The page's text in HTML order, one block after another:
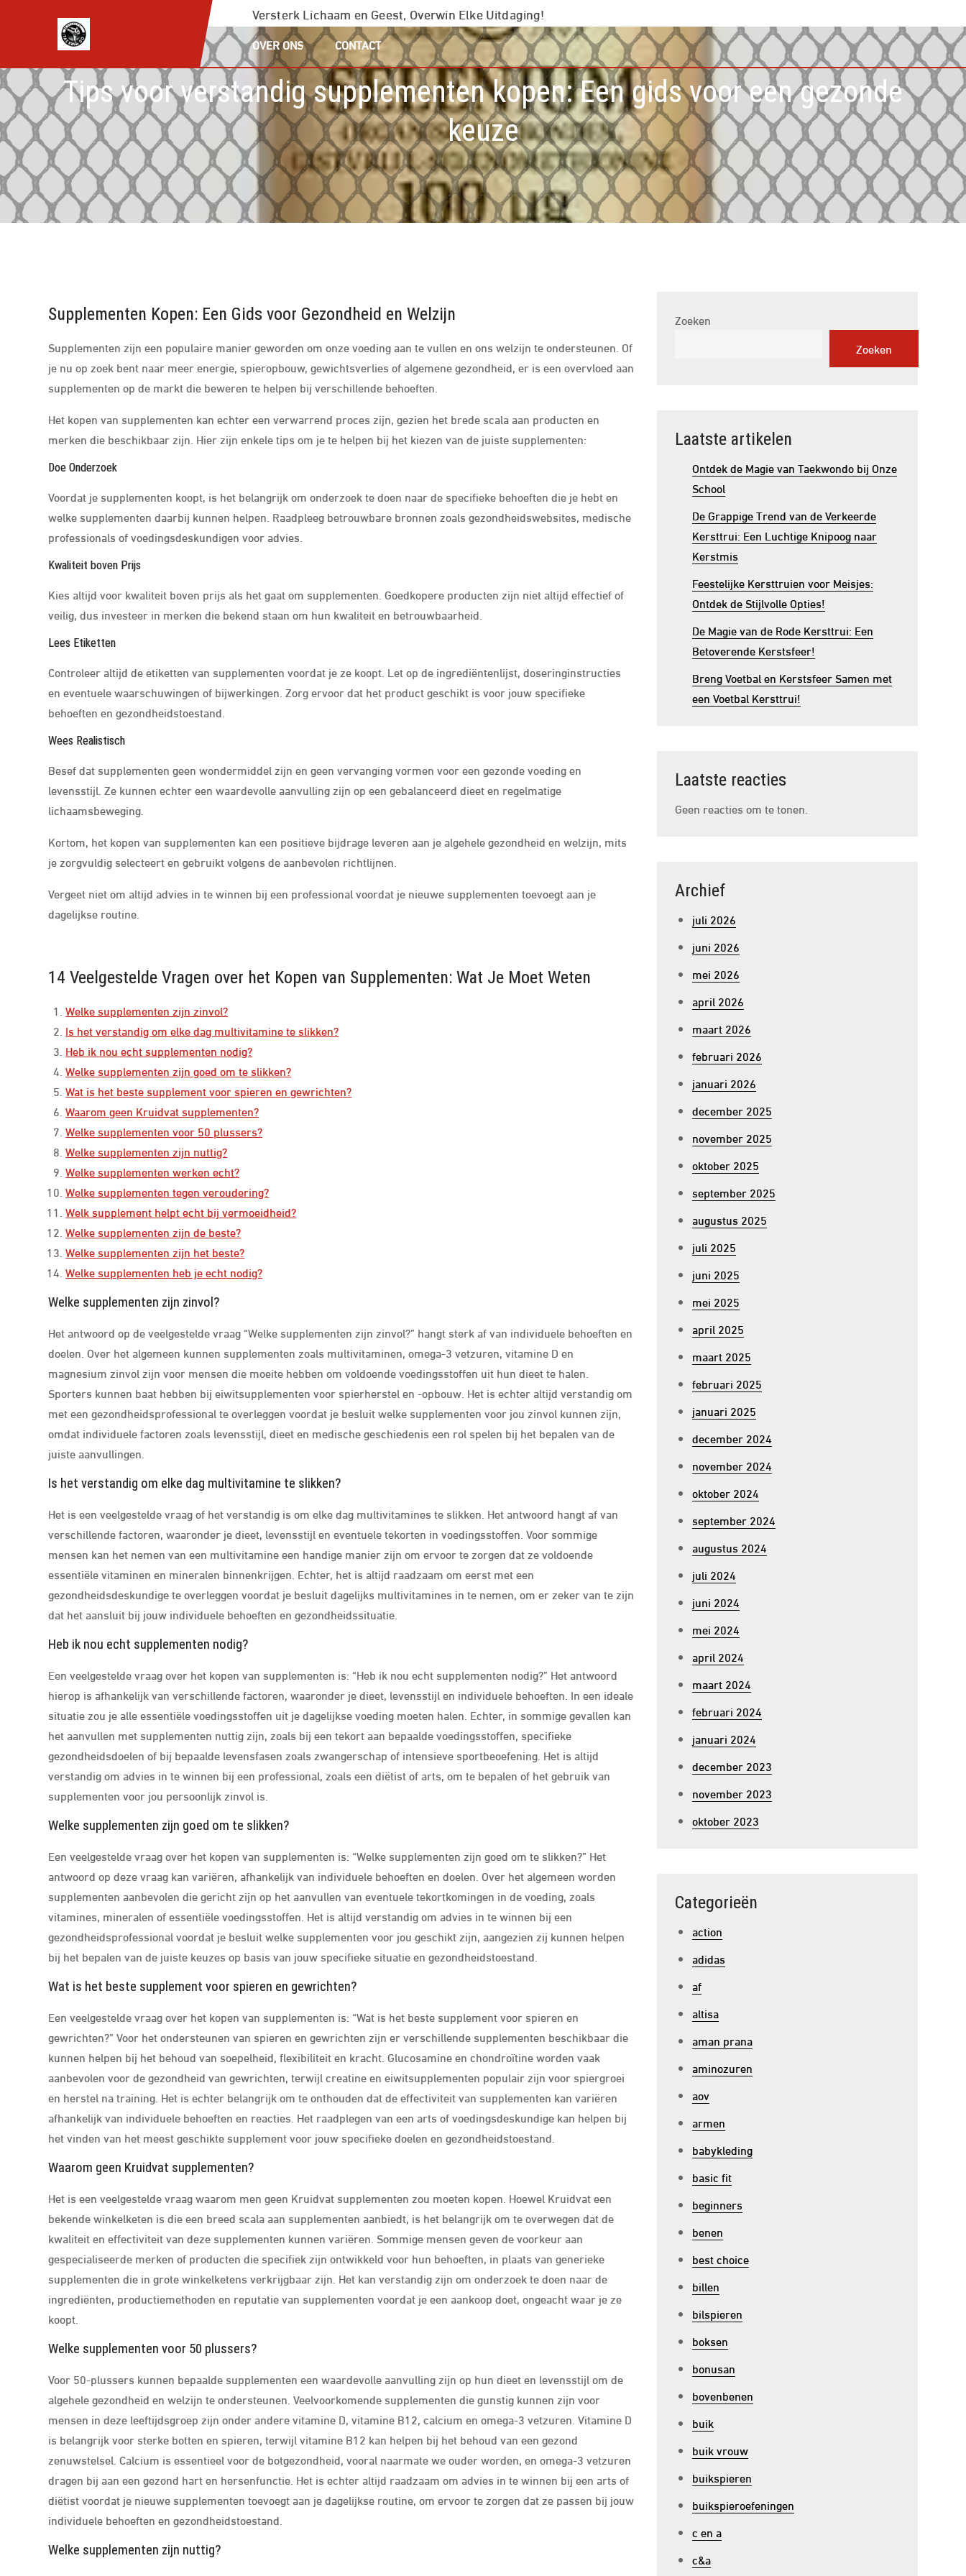
inhoud
Versterk Lichaam en Geest, Overwin Elke Uitdaging!
OVER ONS CONTACT
Tips voor verstandig supplementen kopen: Een gids voor een gezonde
keuze
Supplementen Kopen: Een Gids voor Gezondheid en Welzijn
Supplementen zijn een populaire manier geworden om onze voeding aan te vullen en ons welzijn te ondersteunen. Of
je nu op zoek bent naar meer energie, spieropbouw, gewichtsverlies of algemene gezondheid, er is een overvloed aan
supplementen op de markt die beweren te helpen bij verschillende behoeften.
Het kopen van supplementen kan echter een verwarrend proces zijn, gezien het brede scala aan producten en
merken die beschikbaar zijn. Hier zijn enkele tips om je te helpen bij het kiezen van de juiste supplementen:
Doe Onderzoek
Voordat je supplementen koopt, is het belangrijk om onderzoek te doen naar de specifieke behoeften die je hebt en
welke supplementen daarbij kunnen helpen. Raadpleeg betrouwbare bronnen zoals gezondheidswebsites, medische
professionals of voedingsdeskundigen voor advies.
Kwaliteit boven Prijs
Kies altijd voor kwaliteit boven prijs als het gaat om supplementen. Goedkopere producten zijn niet altijd effectief of
veilig, dus investeer in merken die bekend staan om hun kwaliteit en betrouwbaarheid.
Lees Etiketten
Controleer altijd de etiketten van supplementen voordat je ze koopt. Let op de ingrediëntenlijst, doseringinstructies
en eventuele waarschuwingen of bijwerkingen. Zorg ervoor dat het product geschikt is voor jouw specifieke
behoeften en gezondheidstoestand.
Wees Realistisch
Besef dat supplementen geen wondermiddel zijn en geen vervanging vormen voor een gezonde voeding en
levensstijl. Ze kunnen echter een waardevolle aanvulling zijn op een gebalanceerd dieet en regelmatige
lichaamsbeweging.
Kortom, het kopen van supplementen kan een positieve bijdrage leveren aan je algehele gezondheid en welzijn, mits
je zorgvuldig selecteert en gebruikt volgens de aanbevolen richtlijnen.
Vergeet niet om altijd advies in te winnen bij een professional voordat je nieuwe supplementen toevoegt aan je
dagelijkse routine.
14 Veelgestelde Vragen over het Kopen van Supplementen: Wat Je Moet Weten
Welke supplementen zijn zinvol?
Is het verstandig om elke dag multivitamine te slikken?
Heb ik nou echt supplementen nodig?
Welke supplementen zijn goed om te slikken?
Wat is het beste supplement voor spieren en gewrichten?
Waarom geen Kruidvat supplementen?
Welke supplementen voor 50 plussers?
Welke supplementen zijn nuttig?
Welke supplementen werken echt?
Welke supplementen tegen veroudering?
Welk supplement helpt echt bij vermoeidheid?
Welke supplementen zijn de beste?
Welke supplementen zijn het beste?
Welke supplementen heb je echt nodig?
Welke supplementen zijn zinvol?
Het antwoord op de veelgestelde vraag “Welke supplementen zijn zinvol?” hangt sterk af van individuele behoeften en
doelen. Over het algemeen kunnen supplementen zoals multivitaminen, omega-3 vetzuren, vitamine D en
magnesium zinvol zijn voor mensen die moeite hebben om voldoende voedingsstoffen uit hun dieet te halen.
Sporters kunnen baat hebben bij eiwitsupplementen voor spierherstel en -opbouw. Het is echter altijd verstandig om
met een gezondheidsprofessional te overleggen voordat je besluit welke supplementen voor jou zinvol kunnen zijn,
omdat individuele factoren zoals levensstijl, dieet en medische geschiedenis een rol spelen bij het bepalen van de
juiste aanvullingen.
Is het verstandig om elke dag multivitamine te slikken?
Het is een veelgestelde vraag of het verstandig is om elke dag multivitamines te slikken. Het antwoord hangt af van
verschillende factoren, waaronder je dieet, levensstijl en eventuele tekorten in voedingsstoffen. Voor sommige
mensen kan het nemen van een multivitamine een handige manier zijn om ervoor te zorgen dat ze voldoende
essentiële vitaminen en mineralen binnenkrijgen. Echter, het is altijd raadzaam om eerst met een
gezondheidsdeskundige te overleggen voordat je besluit dagelijks multivitamines in te nemen, om er zeker van te zijn
dat het aansluit bij jouw individuele behoeften en gezondheidssituatie.
Heb ik nou echt supplementen nodig?
Een veelgestelde vraag over het kopen van supplementen is: “Heb ik nou echt supplementen nodig?” Het antwoord
hierop is afhankelijk van verschillende factoren, waaronder je dieet, levensstijl en individuele behoeften. In een ideale
situatie zou je alle essentiële voedingsstoffen uit je dagelijkse voeding moeten halen. Echter, in sommige gevallen kan
het aanvullen met supplementen nuttig zijn, zoals bij een tekort aan bepaalde voedingsstoffen, specifieke
gezondheidsdoelen of bij bepaalde levensfasen zoals zwangerschap of intensieve sportbeoefening. Het is altijd
verstandig om advies in te winnen bij een professional, zoals een diëtist of arts, om te bepalen of het gebruik van
supplementen voor jou persoonlijk zinvol is.
Welke supplementen zijn goed om te slikken?
Een veelgestelde vraag over het kopen van supplementen is: “Welke supplementen zijn goed om te slikken?” Het
antwoord op deze vraag kan variëren, afhankelijk van individuele behoeften en doelen. Over het algemeen worden
supplementen aanbevolen die gericht zijn op het aanvullen van eventuele tekortkomingen in de voeding, zoals
vitamines, mineralen of essentiële voedingsstoffen. Het is altijd verstandig om advies in te winnen bij een
gezondheidsprofessional voordat je besluit welke supplementen voor jou geschikt zijn, aangezien zij kunnen helpen
bij het bepalen van de juiste keuzes op basis van jouw specifieke situatie en gezondheidstoestand.
Wat is het beste supplement voor spieren en gewrichten?
Een veelgestelde vraag over het kopen van supplementen is: “Wat is het beste supplement voor spieren en
gewrichten?” Voor het ondersteunen van spieren en gewrichten zijn er verschillende supplementen beschikbaar die
kunnen helpen bij het behoud van soepelheid, flexibiliteit en kracht. Glucosamine en chondroïtine worden vaak
aanbevolen voor de gezondheid van gewrichten, terwijl creatine en eiwitsupplementen populair zijn voor spiergroei
en herstel na training. Het is echter belangrijk om te onthouden dat de effectiviteit van supplementen kan variëren
afhankelijk van individuele behoeften en reacties. Het raadplegen van een arts of voedingsdeskundige kan helpen bij
het vinden van het meest geschikte supplement voor jouw specifieke doelen en gezondheidstoestand.
Waarom geen Kruidvat supplementen?
Het is een veelgestelde vraag waarom men geen Kruidvat supplementen zou moeten kopen. Hoewel Kruidvat een
bekende winkelketen is die een breed scala aan supplementen aanbiedt, is het belangrijk om te overwegen dat de
kwaliteit en effectiviteit van deze supplementen kunnen variëren. Sommige mensen geven de voorkeur aan
gespecialiseerde merken of producten die specifiek zijn ontwikkeld voor hun behoeften, in plaats van generieke
supplementen die in grote winkelketens verkrijgbaar zijn. Het kan verstandig zijn om onderzoek te doen naar de
ingrediënten, productiemethoden en reputatie van supplementen voordat je een aankoop doet, ongeacht waar je ze
koopt.
Welke supplementen voor 50 plussers?
Voor 50-plussers kunnen bepaalde supplementen een waardevolle aanvulling zijn op hun dieet en levensstijl om de
algehele gezondheid en welzijn te ondersteunen. Veelvoorkomende supplementen die gunstig kunnen zijn voor
mensen in deze leeftijdsgroep zijn onder andere vitamine D, vitamine B12, calcium en omega-3 vetzuren. Vitamine D
is belangrijk voor sterke botten en spieren, terwijl vitamine B12 kan helpen bij het behoud van een gezond
zenuwstelsel. Calcium is essentieel voor de botgezondheid, vooral naarmate we ouder worden, en omega-3 vetzuren
dragen bij aan een gezond hart en hersenfunctie. Het is echter altijd raadzaam om advies in te winnen bij een arts of
diëtist voordat je nieuwe supplementen toevoegt aan je dagelijkse routine, om ervoor te zorgen dat ze passen bij jouw
individuele behoeften en gezondheidstoestand.
Welke supplementen zijn nuttig?
Zoeken
Zoeken
Laatste artikelen
Ontdek de Magie van Taekwondo bij Onze
School
De Grappige Trend van de Verkeerde
Kersttrui: Een Luchtige Knipoog naar
Kerstmis
Feestelijke Kersttruien voor Meisjes:
Ontdek de Stijlvolle Opties!
De Magie van de Rode Kersttrui: Een
Betoverende Kerstsfeer!
Breng Voetbal en Kerstsfeer Samen met
een Voetbal Kersttrui!
Laatste reacties
Geen reacties om te tonen.
Archief
juli 2026
juni 2026
mei 2026
april 2026
maart 2026
februari 2026
januari 2026
december 2025
november 2025
oktober 2025
september 2025
augustus 2025
juli 2025
juni 2025
mei 2025
april 2025
maart 2025
februari 2025
januari 2025
december 2024
november 2024
oktober 2024
september 2024
augustus 2024
juli 2024
juni 2024
mei 2024
april 2024
maart 2024
februari 2024
januari 2024
december 2023
november 2023
oktober 2023
Categorieën
action
adidas
af
altisa
aman prana
aminozuren
aov
armen
babykleding
basic fit
beginners
benen
best choice
billen
bilspieren
boksen
bonusan
bovenbenen
buik
buik vrouw
buikspieren
buikspieroefeningen
c en a
c&a